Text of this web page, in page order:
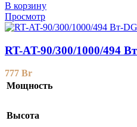
В корзину
Просмотр
RT-AT-90/300/1000/494
777 Br
Мощность
Высота